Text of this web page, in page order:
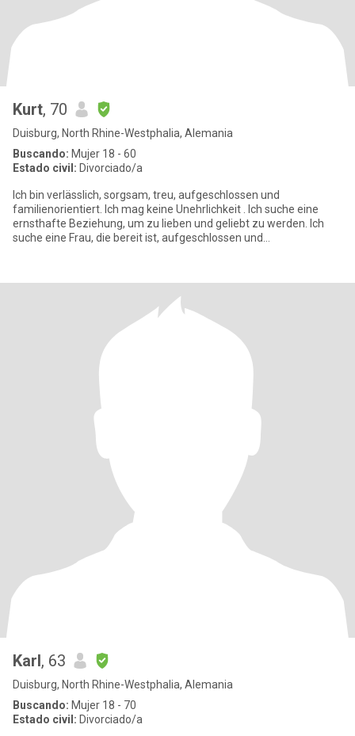
Kurt, 70
Duisburg, North Rhine-Westphalia, Alemania
Buscando: Mujer 18 - 60
Estado civil: Divorciado/a
Ich bin verlässlich, sorgsam, treu, aufgeschlossen und
familienorientiert. Ich mag keine Unehrlichkeit . Ich suche eine
ernsthafte Beziehung, um zu lieben und geliebt zu werden. Ich
suche eine Frau, die bereit ist, aufgeschlossen und
Karl, 63
Duisburg, North Rhine-Westphalia, Alemania
Buscando: Mujer 18 - 70
Estado civil: Divorciado/a